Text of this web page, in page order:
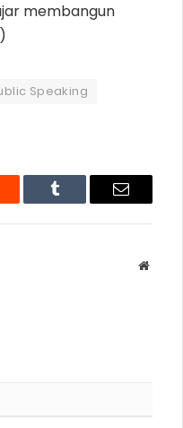
membangun
)
Speaking
Tumblr Email
Website